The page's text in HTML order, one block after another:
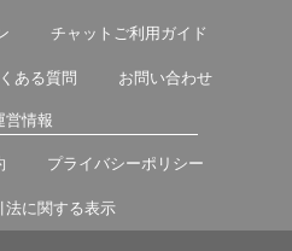
チャットご利用ガイド
ある質問 お問い合わせ
営情報
プライバシーポリシー
法に関する表示